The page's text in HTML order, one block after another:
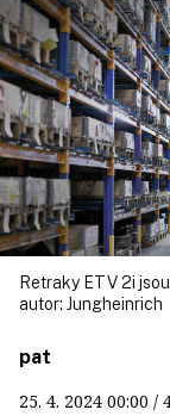
Retraky ETV 2i
autor: Jungheinrich
pat
25. 4. 2024 00:00 /